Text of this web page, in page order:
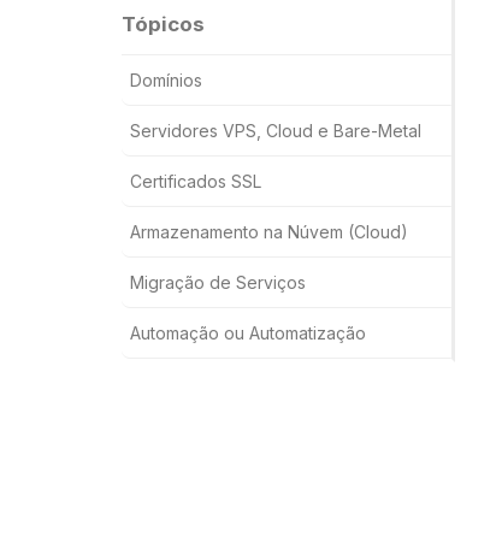
Tópicos
Domínios
Servidores VPS, Cloud e Bare-Metal
Certificados SSL
Armazenamento na Núvem (Cloud)
Migração de Serviços
Automação ou Automatização